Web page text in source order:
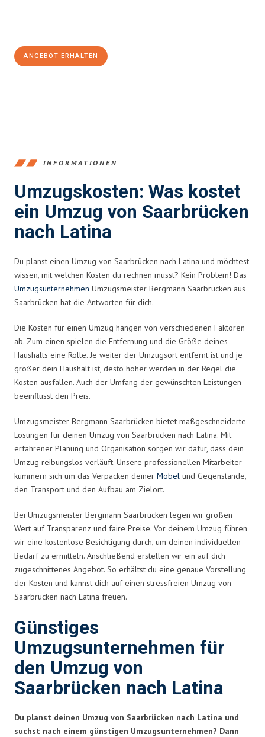
ANGEBOT ERHALTEN
INFORMATIONEN
Umzugskosten: Was kostet
ein Umzug von Saarbrücken
nach Latina
Du planst einen Umzug von Saarbrücken nach Latina und möchtest
wissen, mit welchen Kosten du rechnen musst? Kein Problem! Das
Umzugsunternehmen Umzugsmeister Bergmann Saarbrücken aus
Saarbrücken hat die Antworten für dich.
Die Kosten für einen Umzug hängen von verschiedenen Faktoren
ab. Zum einen spielen die Entfernung und die Größe deines
Haushalts eine Rolle. Je weiter der Umzugsort entfernt ist und je
größer dein Haushalt ist, desto höher werden in der Regel die
Kosten ausfallen. Auch der Umfang der gewünschten Leistungen
beeinflusst den Preis.
Umzugsmeister Bergmann Saarbrücken bietet maßgeschneiderte
Lösungen für deinen Umzug von Saarbrücken nach Latina. Mit
erfahrener Planung und Organisation sorgen wir dafür, dass dein
Umzug reibungslos verläuft. Unsere professionellen Mitarbeiter
kümmern sich um das Verpacken deiner Möbel und Gegenstände,
den Transport und den Aufbau am Zielort.
Bei Umzugsmeister Bergmann Saarbrücken legen wir großen
Wert auf Transparenz und faire Preise. Vor deinem Umzug führen
wir eine kostenlose Besichtigung durch, um deinen individuellen
Bedarf zu ermitteln. Anschließend erstellen wir ein auf dich
zugeschnittenes Angebot. So erhältst du eine genaue Vorstellung
der Kosten und kannst dich auf einen stressfreien Umzug von
Saarbrücken nach Latina freuen.
Günstiges
Umzugsunternehmen für
den Umzug von
Saarbrücken nach Latina
Du planst deinen Umzug von Saarbrücken nach Latina und
suchst nach einem günstigen Umzugsunternehmen? Dann